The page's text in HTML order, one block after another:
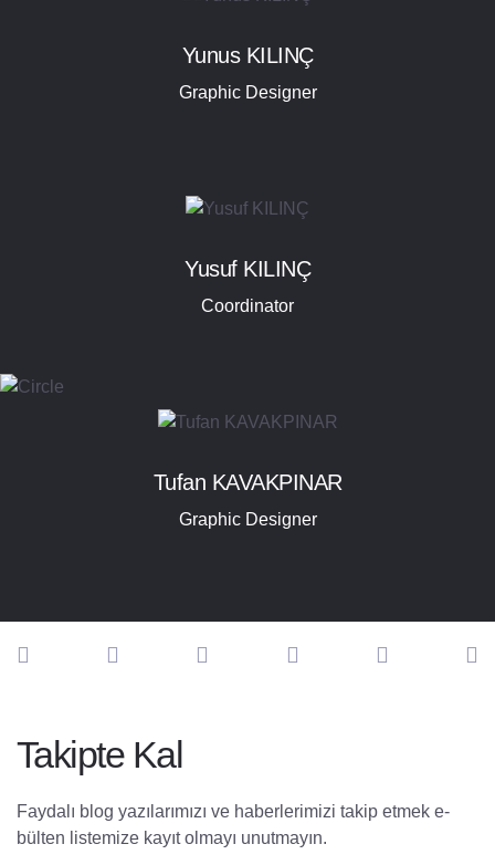
Yunus KILINÇ
Graphic Designer
Yusuf KILINÇ
Coordinator
Tufan KAVAKPINAR
Graphic Designer
Takipte Kal
Faydalı blog yazılarımızı ve haberlerimizi takip etmek e-
bülten listemize kayıt olmayı unutmayın.